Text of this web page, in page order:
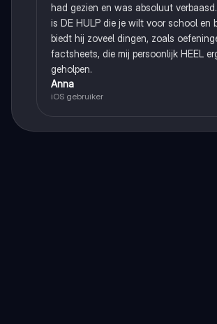
had gezien en was absoluut
is DE HULP die je wilt voor school en
biedt hij zoveel dingen, zoals
factsheets, die mij persoonlijk HEEL
geholpen.
Anna
iOS gebruiker